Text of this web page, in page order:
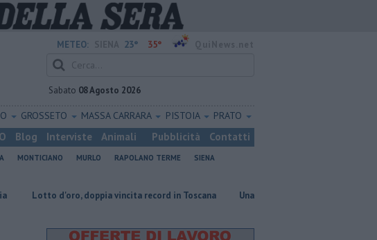
METEO: 23° 35°
Sabato 08 Agosto 2026
GROSSETO MASSA CARRARA PISTOIA PRATO
Blog Interviste Animali Pubblicità Contatti
MONTICIANO MURLO RAPOLANO TERME
SIENA
d'oro, doppia vincita record in Toscana Una sonda congelata contro le malattie rare